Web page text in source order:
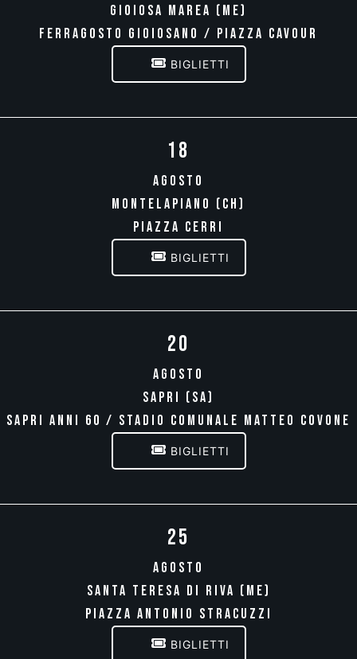
GIOIOSA MAREA (ME)
FERRAGOSTO GIOIOSANO / PIAZZA CAVOUR
BIGLIETTI
18
AGOSTO
MONTELAPIANO (CH)
PIAZZA CERRI
BIGLIETTI
20
AGOSTO
SAPRI (SA)
SAPRI ANNI 60 / STADIO COMUNALE MATTEO COVONE
BIGLIETTI
25
AGOSTO
SANTA TERESA DI RIVA (ME)
PIAZZA ANTONIO STRACUZZI
BIGLIETTI